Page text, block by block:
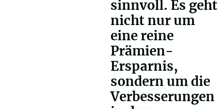
sinnvoll. Es geht
nicht nur um
eine reine
Prämien-
Ersparnis,
sondern um die
Verbesserungen